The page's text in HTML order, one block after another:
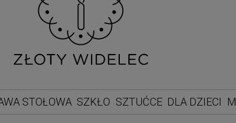
STOŁOWA SZKŁO SZTUĆCE DLA DZIECI